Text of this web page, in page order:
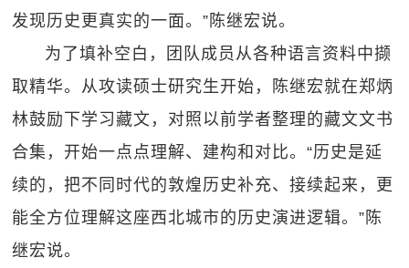
发现历史更真实的一面。”陈继宏说。
为了填补空白，团队成员从各种语言资料中撷
取精华。从攻读硕士研究生开始，陈继宏就在郑炳
林鼓励下学习藏文，对照以前学者整理的藏文文书
合集，开始一点点理解、建构和对比。“历史是延
续的，把不同时代的敦煌历史补充、接续起来，更
能全方位理解这座西北城市的历史演进逻辑。”陈
继宏说。